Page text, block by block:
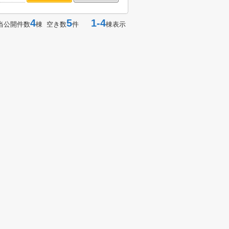
公開件数4棟 空き数5件 1-4棟表示